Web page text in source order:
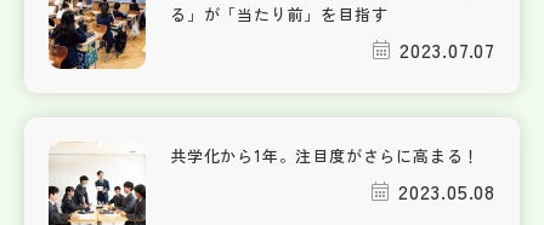
る」が「当たり前」を目指す
2023.07.07
共学化から1年。注目度がさらに高まる！
2023.05.08